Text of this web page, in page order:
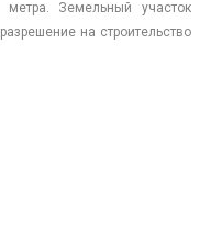
Земельный участок
на строительство